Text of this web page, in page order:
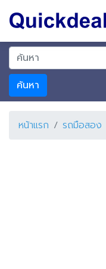
ค้นหา
หน้าแรก รถมือสอง